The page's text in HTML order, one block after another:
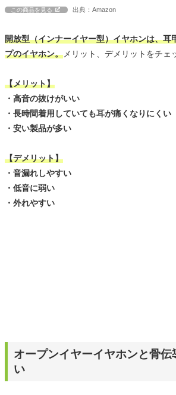
この商品を見る 出典：Amazon
開放型（インナーイヤー型）イヤホンは、耳
プのイヤホン。 メリット、デメリットをチェ
【メリット】
・高音の抜けがいい
・長時間着用していても耳が痛くなりにくい
・安い製品が多い
【デメリット】
・音漏れしやすい
・低音に弱い
・外れやすい
オープンイヤーイヤホンと骨伝
い